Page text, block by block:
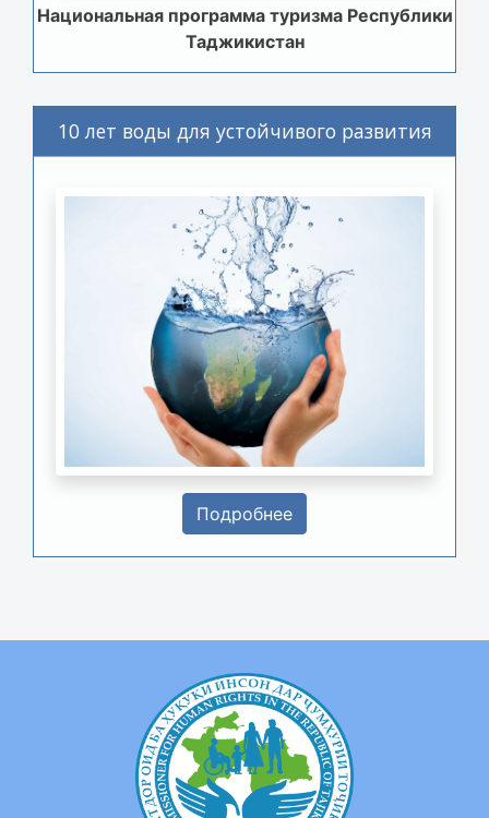
Национальная программа туризма Республики
Таджикистан
10 лет воды для устойчивого развития
Подробнее